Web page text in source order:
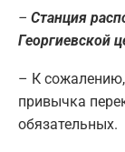
– Станция
Георгиевской
– К
привычка
обязательных.